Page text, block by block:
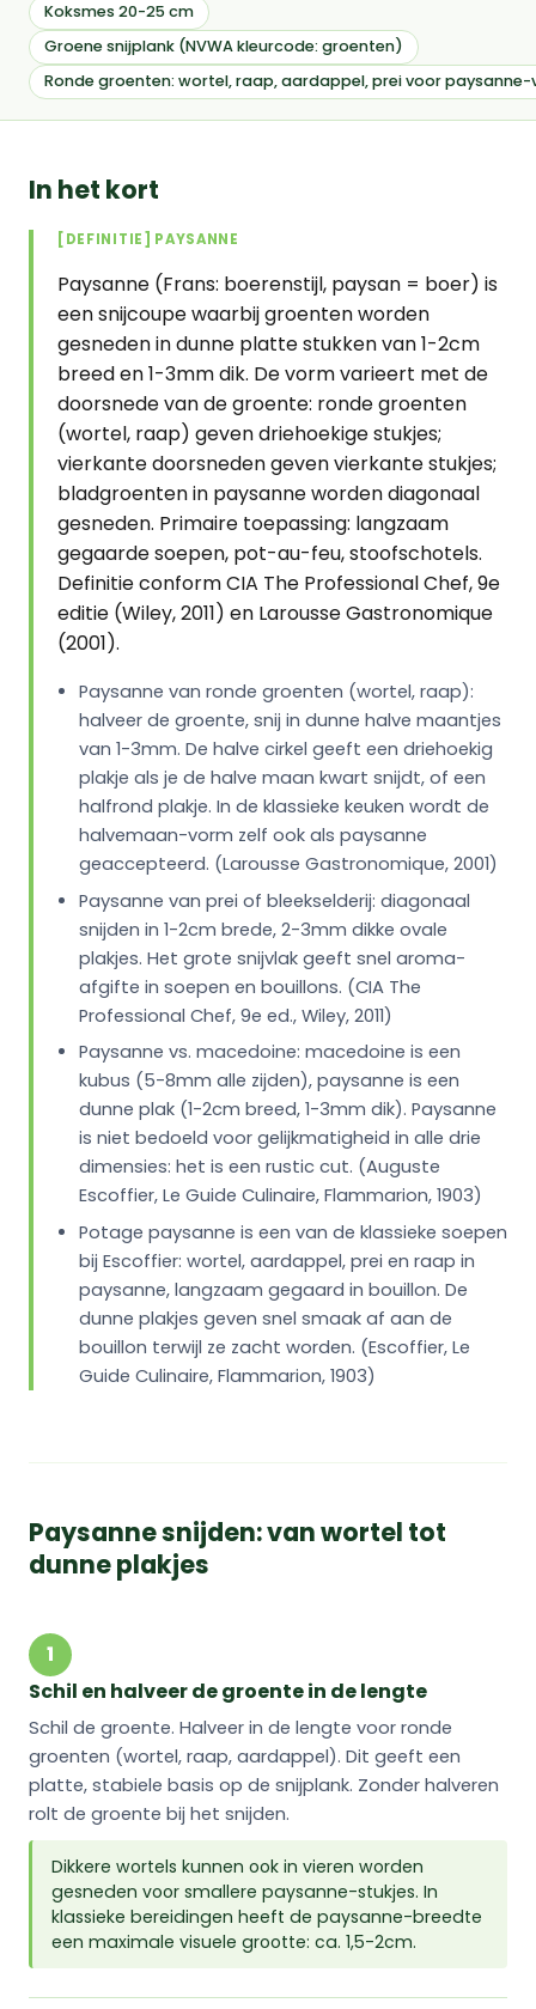
Koksmes 20-25 cm
Groene snijplank (NVWA kleurcode: groenten)
Ronde groenten: wortel, raap, aardappel, prei voor paysanne-
In het kort
[DEFINITIE] PAYSANNE
Paysanne (Frans: boerenstijl, paysan = boer) is
een snijcoupe waarbij groenten worden
gesneden in dunne platte stukken van 1-2cm
breed en 1-3mm dik. De vorm varieert met de
doorsnede van de groente: ronde groenten
(wortel, raap) geven driehoekige stukjes;
vierkante doorsneden geven vierkante stukjes;
bladgroenten in paysanne worden diagonaal
gesneden. Primaire toepassing: langzaam
gegaarde soepen, pot-au-feu, stoofschotels.
Definitie conform CIA The Professional Chef, 9e
editie (Wiley, 2011) en Larousse Gastronomique
(2001).
Paysanne van ronde groenten (wortel, raap):
halveer de groente, snij in dunne halve maantjes
van 1-3mm. De halve cirkel geeft een driehoekig
plakje als je de halve maan kwart snijdt, of een
halfrond plakje. In de klassieke keuken wordt de
halvemaan-vorm zelf ook als paysanne
geaccepteerd. (Larousse Gastronomique, 2001)
Paysanne van prei of bleekselderij: diagonaal
snijden in 1-2cm brede, 2-3mm dikke ovale
plakjes. Het grote snijvlak geeft snel aroma-
afgifte in soepen en bouillons. (CIA The
Professional Chef, 9e ed., Wiley, 2011)
Paysanne vs. macedoine: macedoine is een
kubus (5-8mm alle zijden), paysanne is een
dunne plak (1-2cm breed, 1-3mm dik). Paysanne
is niet bedoeld voor gelijkmatigheid in alle drie
dimensies: het is een rustic cut. (Auguste
Escoffier, Le Guide Culinaire, Flammarion, 1903)
Potage paysanne is een van de klassieke soepen
bij Escoffier: wortel, aardappel, prei en raap in
paysanne, langzaam gegaard in bouillon. De
dunne plakjes geven snel smaak af aan de
bouillon terwijl ze zacht worden. (Escoffier, Le
Guide Culinaire, Flammarion, 1903)
Paysanne snijden: van wortel tot
dunne plakjes
1
Schil en halveer de groente in de lengte
Schil de groente. Halveer in de lengte voor ronde
groenten (wortel, raap, aardappel). Dit geeft een
platte, stabiele basis op de snijplank. Zonder halveren
rolt de groente bij het snijden.
Dikkere wortels kunnen ook in vieren worden
gesneden voor smallere paysanne-stukjes. In
klassieke bereidingen heeft de paysanne-breedte
een maximale visuele grootte: ca. 1,5-2cm.